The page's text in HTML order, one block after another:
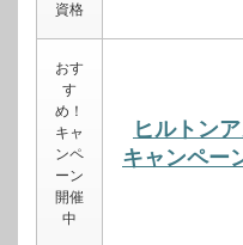
資格
おす
す
め！
キャ
ンペ
ーン
開催
中
ヒルトン
キャンペー